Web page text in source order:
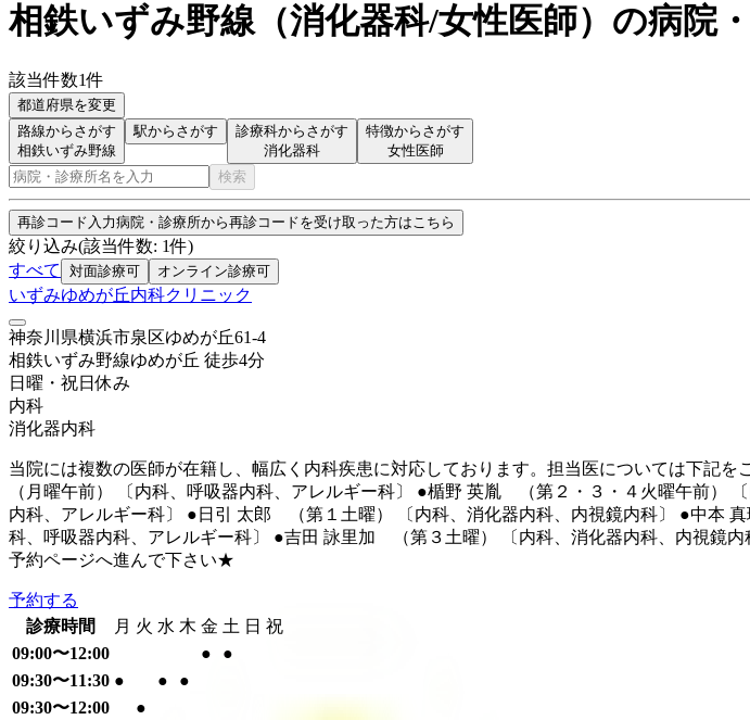
相鉄いずみ野線（消化器科/女性医師） の病院
該当件数1件
都道府県を変更
路線からさがす
相鉄いずみ野線
駅からさがす
診療科からさがす
消化器科
特徴からさがす
女性医師
検索
再診コード入力病院・診療所から再診コードを受け取った方はこちら
絞り込み(該当件数: 1件)
すべて
対面診療可 オンライン診療可
いずみゆめが丘内科クリニック
神奈川県横浜市泉区ゆめが丘61-4
相鉄いずみ野線ゆめが丘 徒歩4分
日曜・祝日休み
内科
消化器内科
当院には複数の医師が在籍し、幅広く内科疾患に対応しております。担当医については下記
（月曜午前） 〔内科、呼吸器内科、アレルギー科〕 ●楯野 英胤 （第２・３・４火曜午前
内科、アレルギー科〕 ●日引 太郎 （第１土曜） 〔内科、消化器内科、内視鏡内科〕 ●中本
科、呼吸器内科、アレルギー科〕 ●吉田 詠里加 （第３土曜） 〔内科、消化器内科、内視鏡
予約ページへ進んで下さい★
予約する
診療時間
月 火 水 木 金 土 日 祝
09:00〜12:00
●
●
09:30〜11:30 ● ●
●
09:30〜12:00
●